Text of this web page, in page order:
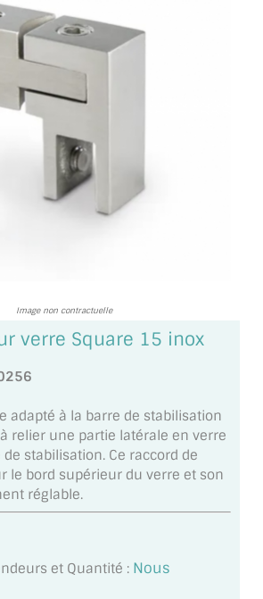
AU M2
UTILISATION
NOUVEAUTÉS
DE COULEUR
EN MOZAÏQUE
DE BAIN
DOUCHE
DE SPORT
Image non contractuelle
verre Square 15 inox
adapté à la barre de stabilisation
relier une partie latérale en verre
stabilisation. Ce raccord de
le bord supérieur du verre et son
réglable.
et Quantité : Nous